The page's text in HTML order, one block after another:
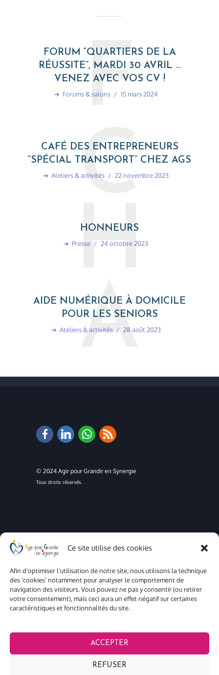
Ce site utilise des cookies
Afin d'optimiser l'utilisation de notre site, nous utilisons la technique
des ‘cookies’ notamment pour analyser le comportement de
navigation des visiteurs. Vous pouvez ne pas y consentir (ou retirer
votre consentement), mais ceci aura un effet négatif sur certaines
caractéristiques et fonctionnalités du site.
ACCEPTER
REFUSER
FORUM “QUARTIERS DE LA
RÉUSSITE”, MARDI 30 AVRIL …
VENEZ AVEC VOS CV !
➜ Forums & salons 15 mars 2024
F
CAFÉ DES ENTREPRENEURS
“SPÉCIAL TRANSPORT” CHEZ AGS
➜ Ateliers & activités 22 novembre 2023
C
HONNEURS
➜ Presse 24 octobre 2023
H
AIDE NUMÉRIQUE À DOMICILE
POUR LES SENIORS
➜ Ateliers & activités 28 août 2023
A
© 2024 Agir pour Grandir en Synergie
Tous droits réservés.
Mentions légales
Cookies